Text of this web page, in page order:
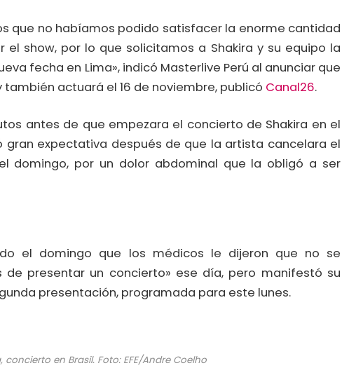
que no habíamos podido satisfacer la enorme cantidad
el show, por lo que solicitamos a Shakira y su equipo la
fecha en Lima», indicó Masterlive Perú al anunciar que
actuará el 16 de noviembre, publicó Canal26.
antes de que empezara el concierto de Shakira en el
gran expectativa después de que la artista cancelara el
domingo, por un dolor abdominal que la obligó a ser
el domingo que los médicos le dijeron que no se
de presentar un concierto» ese día, pero manifestó su
presentación, programada para este lunes.
concierto en Brasil. Foto: EFE/Andre Coelho